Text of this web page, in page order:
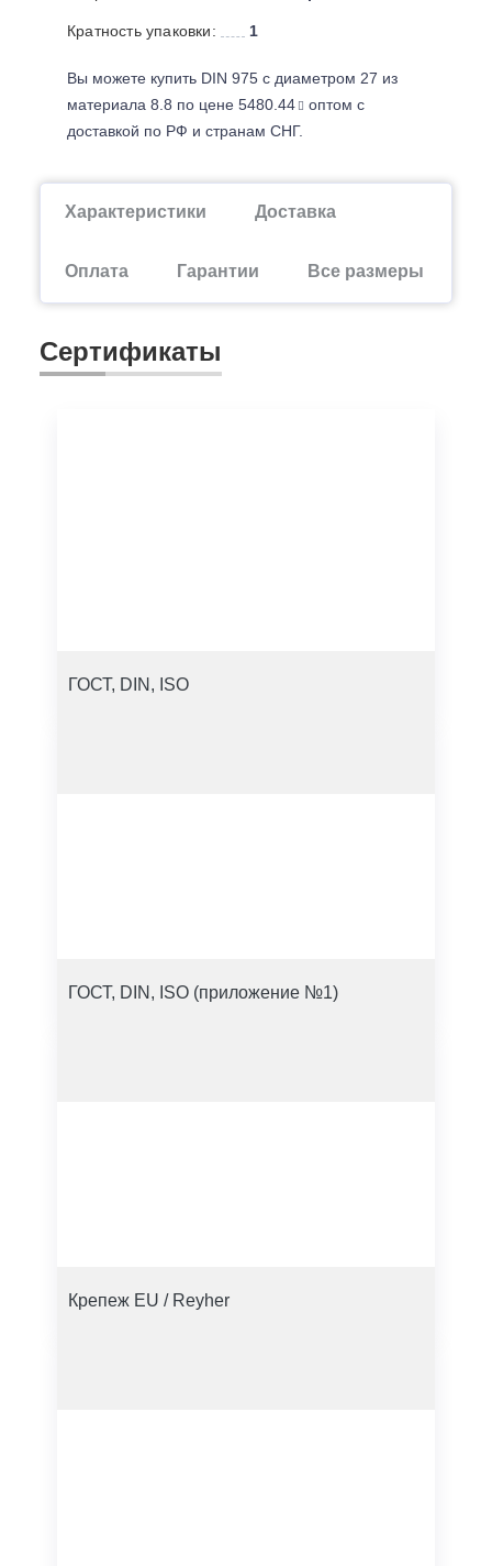
Кратность упаковки: 1
Вы можете купить DIN 975 с диаметром 27 из
материала 8.8 по цене 5480.44
оптом с
доставкой по РФ и странам СНГ.
Характеристики Доставка
Оплата Гарантии Все размеры
Сертификаты
ГОСТ, DIN, ISO
ГОСТ, DIN, ISO (приложение №1)
Крепеж EU / Reyher